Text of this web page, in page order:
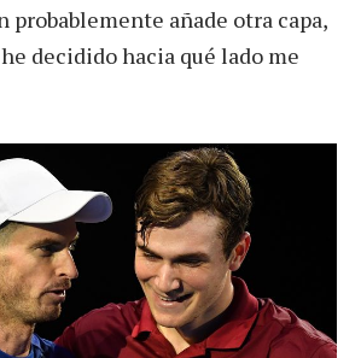
probablemente añade otra capa,
decidido hacia qué lado me